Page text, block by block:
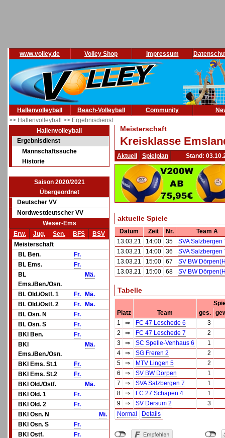
www.volley.de Volley Shop Impressum
Hallenvolleyball Beach-Volleyball Community
>> Hallenvolleyball >> Ergebnisdienst
Hallenvolleyball
Ergebnisdienst
Mannschaftssuche
Historie
Saison 2020/2021
Übergeordnet
Deutscher VV
Nordwestdeutscher VV
Weser-Ems
Erw.
Jug. Sen. BFS
BSV
Meisterschaft
BL Ben.
Fr.
BL Ems.
Fr.
BL
Ems./Ben./Osn.
Mä.
BL Old./Ostf. 1 Fr.
Mä.
BL Old./Ostf. 2
Fr.
Mä.
BL Osn. N
Fr.
BL Osn. S
Fr.
BKl Ben.
Fr.
BKl
Ems./Ben./Osn.
Mä.
BKl Ems. St.1
Fr.
BKl Ems. St.2
Fr.
BKl Old./Ostf.
Mä.
BKl Old. 1
Fr.
BKl Old. 2
Fr.
BKl Osn. N
Mi.
BKl Osn. S
Fr.
BKl Ostf.
Fr.
Meisterschaft
Kreisklasse
Aktuell Spielplan Stand:
aktuelle Spiele
Datum Zeit Nr.
Team A
13.03.21
14:00 35
SVA Salzbergen
13.03.21
14:00 36
SVA Salzbergen
13.03.21
15:00 67
SV BW
13.03.21
15:00 68 SV BW
Tabelle
Platz
Team ges.
1
⇒ FC 47 Leschede 6
3
2
⇒ FC 47 Leschede 7
2
3
⇒ SC Spelle-Venhaus 6
1
4
⇒ SG Freren 2
2
5
⇒ MTV Lingen 5
2
6
⇒ SV BW Dörpen
1
7
⇒ SVA Salzbergen 7
1
8
⇒ FC 27 Schapen 4
1
9
⇒ SV Dersum 2
3
Normal
Details